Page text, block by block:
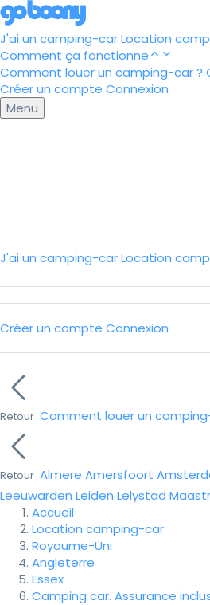
J'ai un camping-carLocation
Comment ça fonctionne
Comment louer un camping-car ?
Créer un compte Connexion
Menu
J'ai un camping-carLocation
Créer un compte Connexion
Retour Comment louer un
Retour Almere Amersfoort
Leeuwarden Leiden Lelystad
Accueil
Location camping-car
Royaume-Uni
Angleterre
Essex
Camping car. Assurance